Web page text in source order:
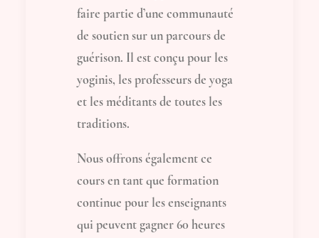
faire partie d’une communauté
de soutien sur un parcours de
guérison. Il est conçu pour les
yoginis, les professeurs de yoga
et les méditants de toutes les
traditions.
Nous offrons également ce
cours en tant que formation
continue pour les enseignants
qui peuvent gagner 60 heures